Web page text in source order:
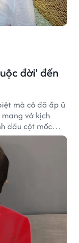
đời' đến
mà cô đã ấp ủ
vở kịch
dấu cột mốc